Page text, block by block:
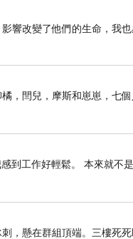
響改變了他們的生命，我
，閆兒，摩斯和崽崽，七
到工作好輕鬆。 本來就不
，懸在群組頂端。三樓死